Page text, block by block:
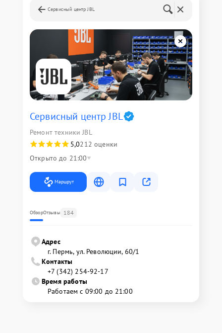
Сервисный центр JBL
Сервисный центр JBL
Ремонт техники JBL
5,0212 оценки
Открыто до 21:00
Маршрут
ОбзорОтзывы 184
Адрес
г. Пермь, ул. ​Революции, 60/1
Контакты
+7 (342) 254-92-17
Время работы
Работаем с 09:00 до 21:00